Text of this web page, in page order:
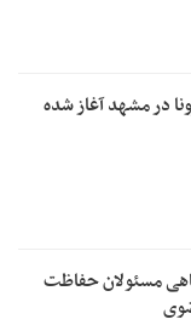
در مشهد آغاز شده
مسئولان حفاظت